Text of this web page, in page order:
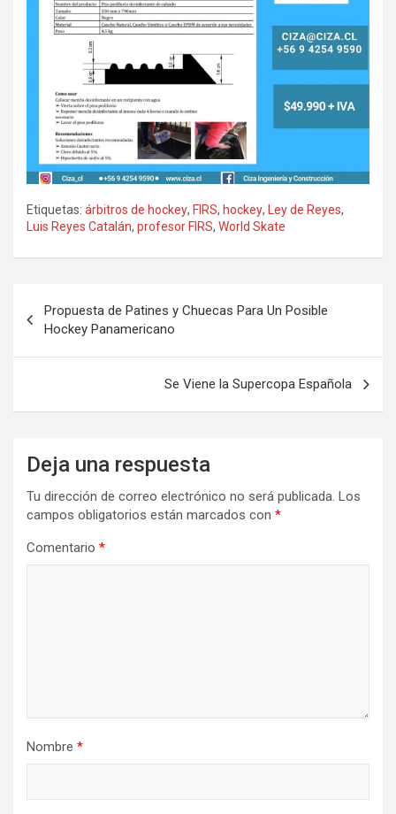
Etiquetas: árbitros de hockey, FIRS, hockey, Ley de Reyes,
Luis Reyes Catalán, profesor FIRS, World Skate
de
entradas
Propuesta de Patines y Chuecas Para Un Posible
Hockey Panamericano
Se Viene la Supercopa Española
Deja una respuesta
Tu dirección de correo electrónico no será publicada. Los
campos obligatorios están marcados con *
Comentario *
Nombre *